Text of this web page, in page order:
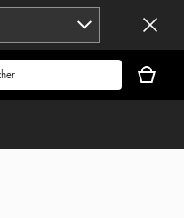
panier
est